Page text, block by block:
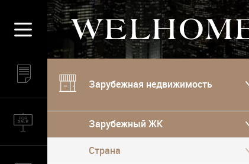
Зарубежная недвижимость
Зарубежный ЖК